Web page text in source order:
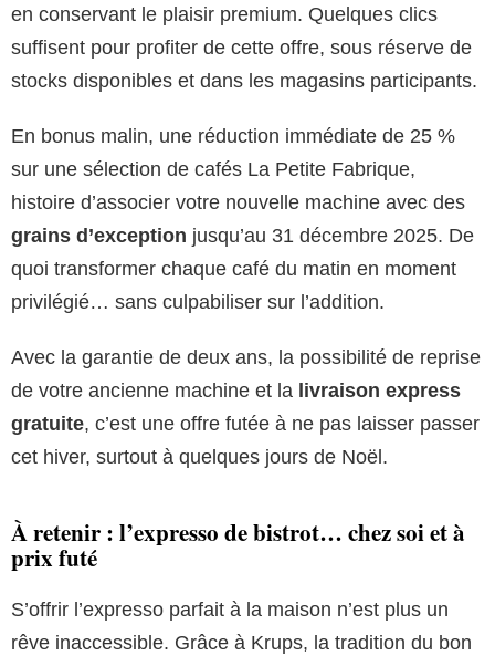
en conservant le plaisir premium. Quelques clics
suffisent pour profiter de cette offre, sous réserve de
stocks disponibles et dans les magasins participants.
En bonus malin, une réduction immédiate de 25 %
sur une sélection de cafés La Petite Fabrique,
histoire d’associer votre nouvelle machine avec des
grains d’exception jusqu’au 31 décembre 2025. De
quoi transformer chaque café du matin en moment
privilégié… sans culpabiliser sur l’addition.
Avec la garantie de deux ans, la possibilité de reprise
de votre ancienne machine et la livraison express
gratuite, c’est une offre futée à ne pas laisser passer
cet hiver, surtout à quelques jours de Noël.
À retenir : l’expresso de bistrot… chez soi et à
prix futé
S’offrir l’expresso parfait à la maison n’est plus un
rêve inaccessible. Grâce à Krups, la tradition du bon